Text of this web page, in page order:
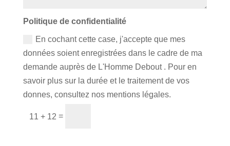
Politique de confidentialité
En cochant cette case, j'accepte que mes
données soient enregistrées dans le cadre de ma
demande auprès de L'Homme Debout . Pour en
savoir plus sur la durée et le traitement de vos
donnes, consultez nos mentions légales.
11 + 12 =